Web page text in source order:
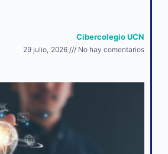
Cibercolegio UCN
29 julio, 2026 No hay comentarios